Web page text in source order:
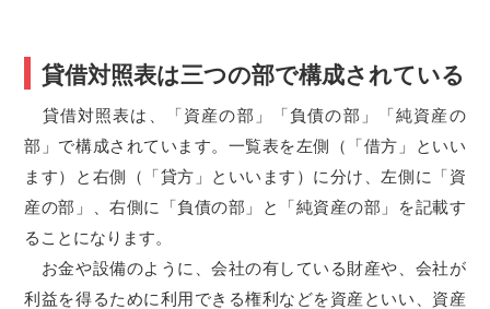
貸借対照表は三つの部で構成されている
貸借対照表は、「資産の部」「負債の部」「純資産の
部」で構成されています。一覧表を左側（「借方」といい
ます）と右側（「貸方」といいます）に分け、左側に「資
産の部」、右側に「負債の部」と「純資産の部」を記載す
ることになります。
お金や設備のように、会社の有している財産や、会社が
利益を得るために利用できる権利などを資産といい、資産